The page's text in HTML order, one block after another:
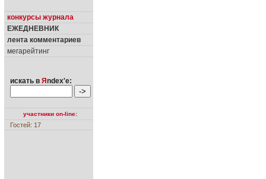
конкурсы журнала
ЕЖЕДНЕВНИК
лента комментариев
мегарейтинг
искать в Я ndex'е:
участники on-line:
Гостей: 17